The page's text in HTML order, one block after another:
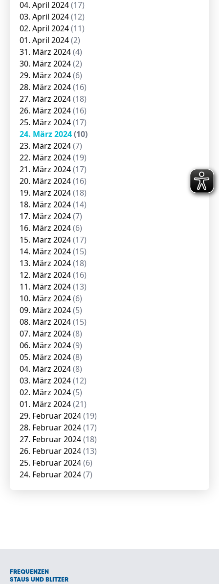
04. April 2024(17)
03. April 2024(12)
02. April 2024(11)
01. April 2024(2)
31. März 2024(4)
30. März 2024(2)
29. März 2024(6)
28. März 2024(16)
27. März 2024(18)
26. März 2024(16)
25. März 2024(17)
24. März 2024(10)
23. März 2024(7)
22. März 2024(19)
21. März 2024(17)
20. März 2024(16)
19. März 2024(18)
18. März 2024(14)
17. März 2024(7)
16. März 2024(6)
15. März 2024(17)
14. März 2024(15)
13. März 2024(18)
12. März 2024(16)
11. März 2024(13)
10. März 2024(6)
09. März 2024(5)
08. März 2024(15)
07. März 2024(8)
06. März 2024(9)
05. März 2024(8)
04. März 2024(8)
03. März 2024(12)
02. März 2024(5)
01. März 2024(21)
29. Februar 2024(19)
28. Februar 2024(17)
27. Februar 2024(18)
26. Februar 2024(13)
25. Februar 2024(6)
24. Februar 2024(7)
FREQUENZEN
STAUS UND BLITZER